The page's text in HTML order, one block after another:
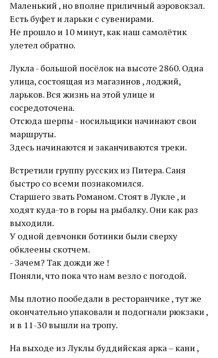
Маленький , но вполне приличный аэровокзал.
Есть буфет и ларьки с сувенирами.
Не прошло и 10 минут, как наш самолётик
улетел обратно.
Лукла - большой посёлок на высоте 2860. Одна
улица, состоящая из магазинов , лоджий,
ларьков. Вся жизнь на этой улице и
сосредоточена.
Отсюда шерпы - носильщики начинают свои
маршруты.
Здесь начинаются и заканчиваются треки.
Встретили группу русских из Питера. Саня
быстро со всеми познакомился.
Старшего звать Романом. Стоят в Лукле , и
ходят куда-то в горы на рыбалку. Они как раз
выходили.
У одной девчонки ботинки были сверху
обклеены скотчем.
- Зачем? Так дожди же !
Поняли, что пока что нам везло с погодой.
Мы плотно пообедали в ресторанчике , тут же
окончательно упаковали и подогнали рюкзаки ,
и в 11-30 вышли на тропу.
На выходе из Луклы буддийская арка – кани ,